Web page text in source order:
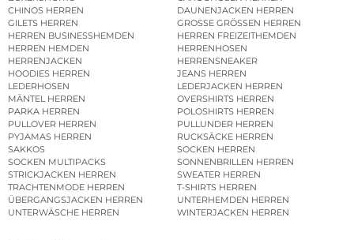
CHINOS HERREN
DAUNENJACKEN HERREN
GILETS HERREN
GROSSE GRÖSSEN HERREN
HERREN BUSINESSHEMDEN
HERREN FREIZEITHEMDEN
HERREN HEMDEN
HERRENHOSEN
HERRENJACKEN
HERRENSNEAKER
HOODIES HERREN
JEANS HERREN
LEDERHOSEN
LEDERJACKEN HERREN
MÄNTEL HERREN
OVERSHIRTS HERREN
PARKA HERREN
POLOSHIRTS HERREN
PULLOVER HERREN
PULLUNDER HERREN
PYJAMAS HERREN
RUCKSÄCKE HERREN
SAKKOS
SOCKEN HERREN
SOCKEN MULTIPACKS
SONNENBRILLEN HERREN
STRICKJACKEN HERREN
SWEATER HERREN
TRACHTENMODE HERREN
T-SHIRTS HERREN
ÜBERGANGSJACKEN HERREN
UNTERHEMDEN HERREN
UNTERWÄSCHE HERREN
WINTERJACKEN HERREN